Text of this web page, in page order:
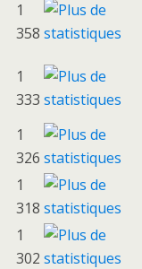
1
358
1
333
1
326
1
318
1
302